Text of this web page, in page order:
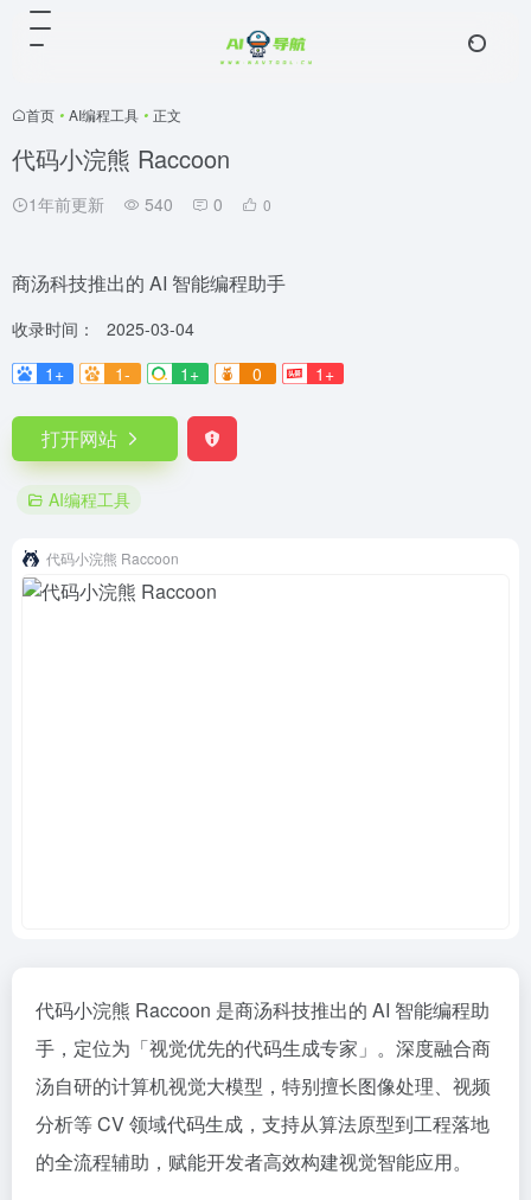
首页 • AI编程工具 • 正文
代码小浣熊 Raccoon
1年前更新 540 0 0
商汤科技推出的 AI 智能编程助手
收录时间：
2025-03-04
1+
1- 1+ 0 1+
打开网站
AI编程工具
代码小浣熊 Raccoon
代码小浣熊 Raccoon 是商汤科技推出的 AI 智能编程助
手，定位为「视觉优先的代码生成专家」。深度融合商
汤自研的计算机视觉大模型，特别擅长图像处理、视频
分析等 CV 领域代码生成，支持从算法原型到工程落地
的全流程辅助，赋能开发者高效构建视觉智能应用。